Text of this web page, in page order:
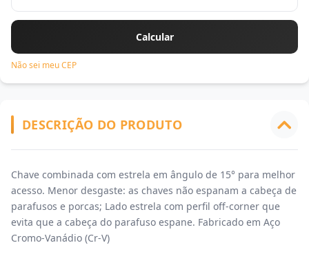
Não sei meu CEP
DESCRIÇÃO DO PRODUTO
Chave combinada com estrela em ângulo de 15° para melhor
acesso. Menor desgaste: as chaves não espanam a cabeça de
parafusos e porcas; Lado estrela com perfil off-corner que
evita que a cabeça do parafuso espane. Fabricado em Aço
Cromo-Vanádio (Cr-V)